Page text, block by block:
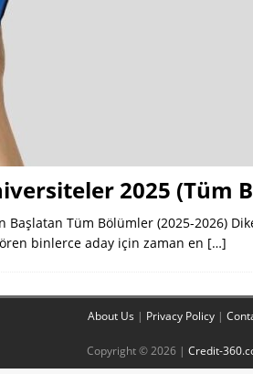
2025 (Tüm
Başlatan Tüm Bölümler (2025-2026)
binlerce aday için zaman en […]
About Us | Privacy Policy|
Copyright © 2026 | Credit-